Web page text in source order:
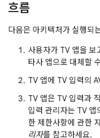
흐름
다음은 아키텍처가 실행되
사용자가 TV 앱을 보
타사 앱으로 대체할
TV 앱에 TV 입력의
TV 앱은 TV 입력과
입력 관리자는 TV 앱
한 제한사항에 관한
리자를 참고하세요.